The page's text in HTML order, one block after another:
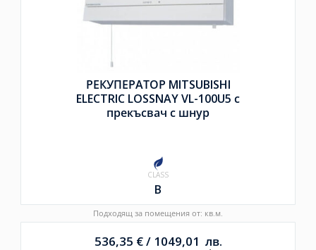
РЕКУПЕРАТОР MITSUBISHI
ELECTRIC LOSSNAY VL-100U5 с
прекъсвач с шнур
CLASS
B
Подходящ за помещения от: кв.м.
536,35 €/ 1049,01 лв.